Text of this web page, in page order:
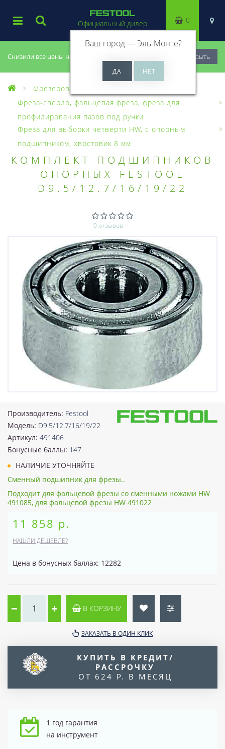
Снизили все цены на 20%, успей купить! Закрыть
Официальный дилер
Ваш город —Эль-Монте?
0
Фрезерование
Фреза-сверло, фальцевая фреза, фреза для
профилирования пазов под ручки
Фреза для выборки четверти HW, с опорным
подшипником, хвостовик 8 мм
КОМПЛЕКТ ПОДШИПНИКОВ
ОПОРНЫХ FESTOOL
D9.5/12.7/16/19/22
0 отзывов
Производитель: Festool
Модель: D9.5/12.7/16/19/22
Артикул: 491406
Бонусные баллы: 147
НАЛИЧИЕ УТОЧНЯЙТЕ
Сменный подшипник для фрезы..
Подходит для фальцевой фрезы со сменными ножами HW
491085, для фальцевой фрезы HW 491022
11 858 р.
НАШЛИ ДЕШЕВЛЕ?
Цена в бонусных баллах: 12282
В КОРЗИНУ
ЗАКАЗАТЬ В ОДИН КЛИК
КУПИТЬ В КРЕДИТ/
РАССРОЧКУ
ОТ 624 Р. В МЕСЯЦ
1 год гарантия
на инструмент